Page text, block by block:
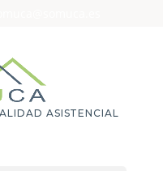
ASISTENCIAL